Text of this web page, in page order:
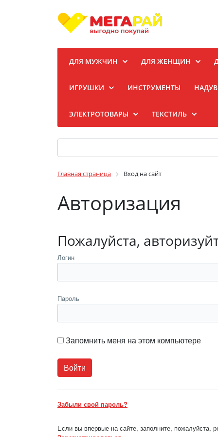
ДЛЯ МУЖЧИН ДЛЯ ЖЕНЩИН
ИГРУШКИ ИНСТРУМЕНТЫ
ЭЛЕКТРОТОВАРЫ ТЕКСТИЛЬ
Главная страница Вход на сайт
Авторизация
Пожалуйста,
Логин
Пароль
Запомнить меня на этом компьютере
Забыли свой пароль?
Если вы впервые на сайте, заполните, пожалуйста,